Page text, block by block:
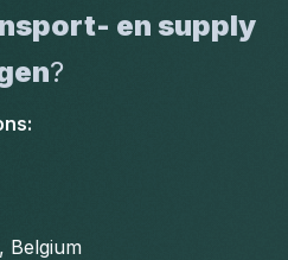
en supply
?
:
Belgium